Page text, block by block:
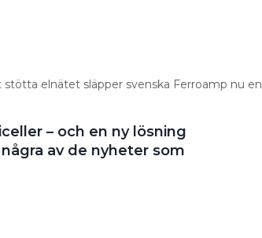
elnätet släpper svenska Ferroamp nu en
– och en ny lösning
av de nyheter som